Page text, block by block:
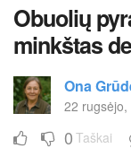
Obuolių
minkštas
Ona
22 rugsėjo,
0 Taškai